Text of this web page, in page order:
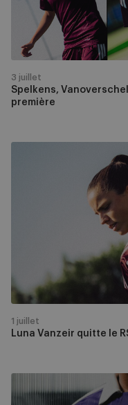
première
Spelkens,
première
3 juillet
Luna Vanzeir quitte le
1 juillet